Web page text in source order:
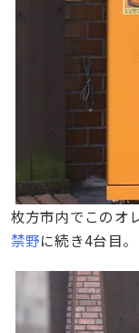
枚方市内でこのオ
禁野に続き4台目。